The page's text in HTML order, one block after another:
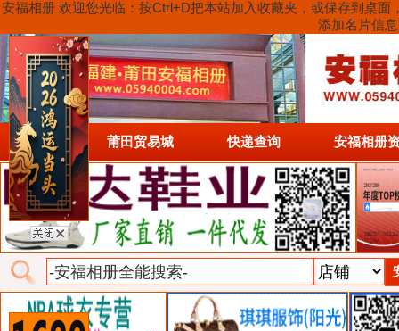
安福相册 欢迎您光临：按Ctrl+D把本站加入收藏夹，或保存到桌
添加名片信
首页 莆田贸易城 快递查询 安福相册